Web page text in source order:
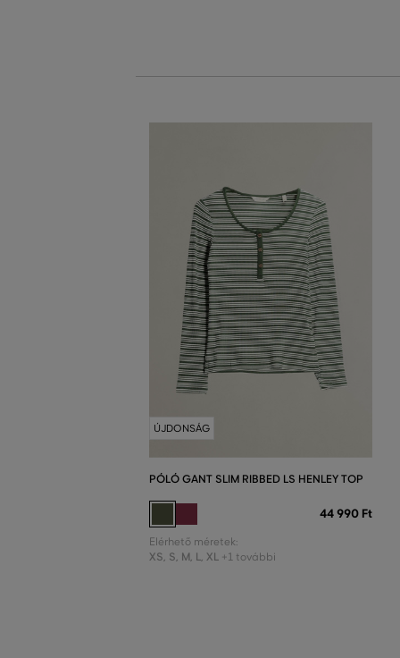
ÚJDONSÁG
PÓLÓ GANT SLIM RIBBED LS HENLEY TOP
44 990 Ft
Elérhető méretek:
XS S M L XL +1 további